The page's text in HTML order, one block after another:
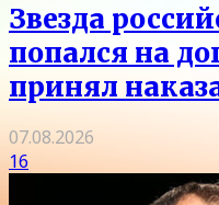
Звезда
попался на
принял
07.08.2026
16